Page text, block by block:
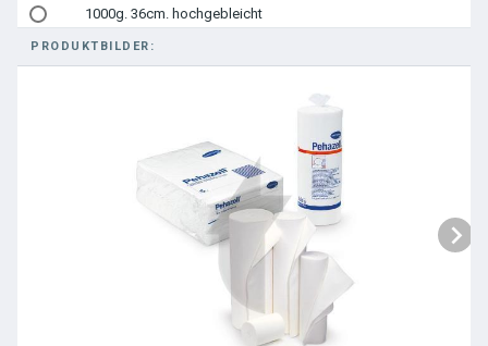
1000g. 36cm. hochgebleicht
1000g. 28,5x37cm. hochgebleicht
PRODUKTBILDER: